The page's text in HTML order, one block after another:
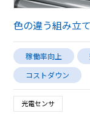
色の違う組み立
稼働率向上
コストダウン
光電センサ